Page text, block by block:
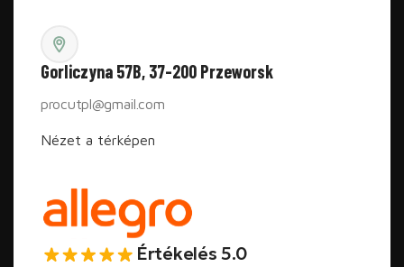
Gorliczyna 57B, 37-200 Przeworsk
procutpl@gmail.com
Nézet a térképen
Értékelés 5.0